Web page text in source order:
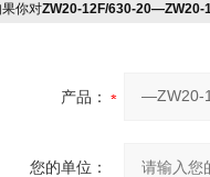
你对ZW20-12F/630-20—ZW20-
产品：
您的单位：